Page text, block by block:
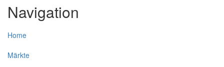
Navigation
Home
Märkte